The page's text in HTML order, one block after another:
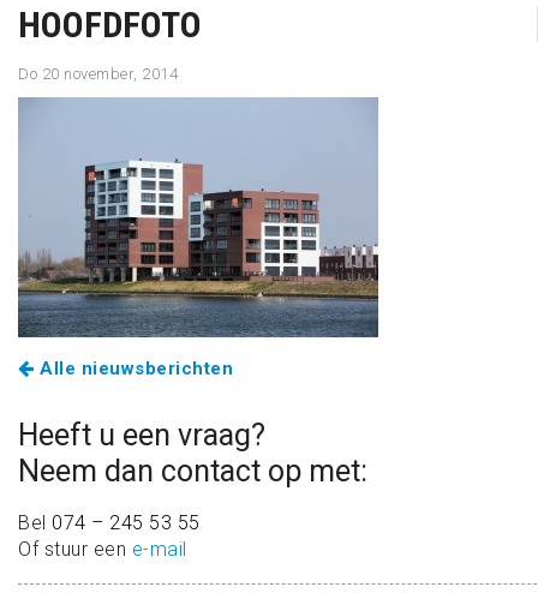
HOOFDFOTO
Do 20 november, 2014
Alle nieuwsberichten
Heeft u een vraag?
Neem dan contact op met:
Bel 074 – 245 53 55
Of stuur een e-mail